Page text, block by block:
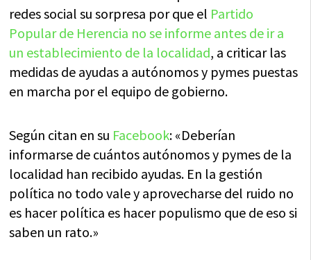
redes social su sorpresa por que el Partido
Popular de Herencia no se informe antes de ir a
un establecimiento de la localidad, a criticar las
medidas de ayudas a autónomos y pymes puestas
en marcha por el equipo de gobierno.
Según citan en su Facebook: «Deberían
informarse de cuántos autónomos y pymes de la
localidad han recibido ayudas. En la gestión
política no todo vale y aprovecharse del ruido no
es hacer política es hacer populismo que de eso si
saben un rato.»